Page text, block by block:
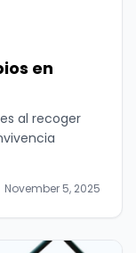
en
al recoger
November 5, 2025